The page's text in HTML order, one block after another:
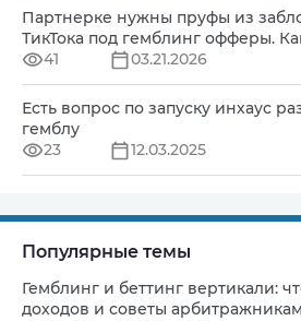
Партнерке нужны пруфы из
ТикТока под гемблинг офферы.
41
03.21.2026
Есть вопрос по запуску инхаус
гемблу
23
12.03.2025
Популярные темы
Гемблинг и беттинг вертикали:
доходов и советы арбитражникам